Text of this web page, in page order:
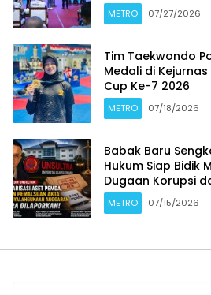
METRO 07/27/2026
Tim Taekwondo
Medali di
Cup Ke-7 2026
METRO 07/18/2026
Babak Baru
Hukum Siap Bidik
Dugaan Korupsi
METRO 07/15/2026